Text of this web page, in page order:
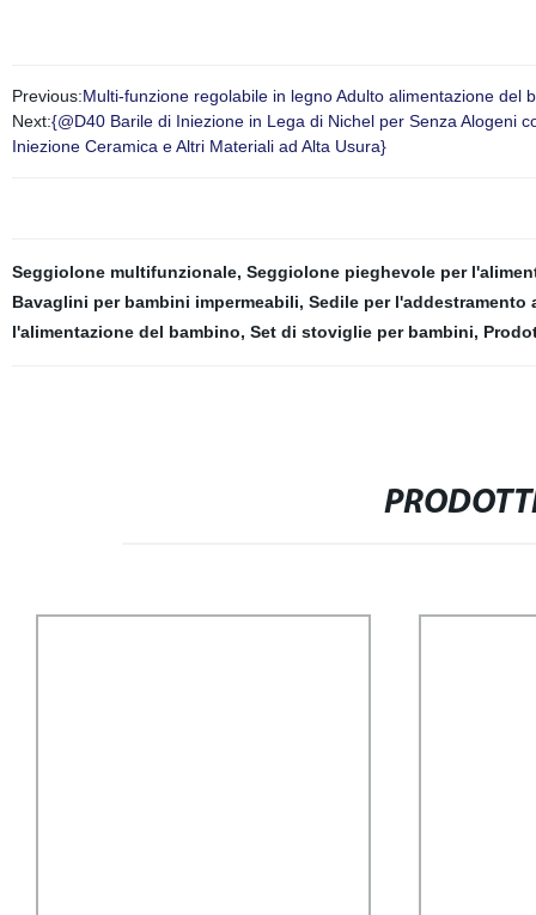
Previous:Multi-funzione regolabile in legno Adulto alimentazione del
Next:{@D40 Barile di Iniezione in Lega di Nichel per Senza Alogeni
Iniezione Ceramica e Altri Materiali ad Alta Usura}
Seggiolone multifunzionale, Seggiolone pieghevole per
Bavaglini per bambini impermeabili, Sedile per l'addestramento
l'alimentazione del bambino, Set di stoviglie per bambini,